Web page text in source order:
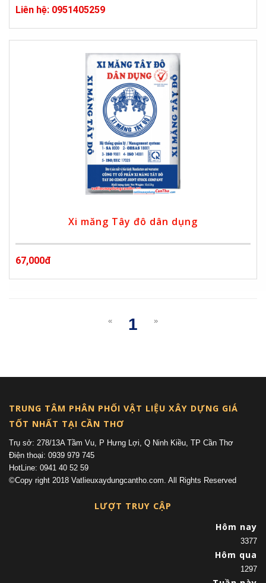
Liên hệ: 0951405259
Xi măng Tây đô dân dụng
67,000đ
«
1
»
TRUNG TÂM PHÂN PHỐI VẬT LIỆU XÂY DỰNG GIÁ
TỐT NHẤT TẠI CẦN THƠ
Trụ sở: 278/13A Tầm Vu, P Hưng Lợi, Q Ninh Kiều, TP Cần Thơ
Điện thoại: 0939 979 745
HotLine: 0941 40 52 59
©Copy right 2018 Vatlieuxaydungcantho.com. All Rights Reserved
LƯỢT TRUY CẬP
Hôm nay
3377
Hôm qua
1297